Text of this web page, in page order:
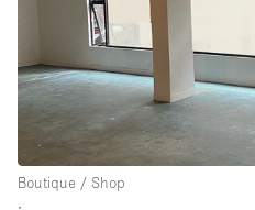
윗층
기타
Boutique / Shop
∙